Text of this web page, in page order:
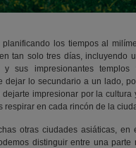
planificando los tiempos al
en tan solo tres días, incluyendo
y sus impresionantes templos
dejar lo secundario a un lado,
dejarte impresionar por la cultura
respirar en cada rincón de la
otras ciudades asiáticas, en
distinguir entre una parte